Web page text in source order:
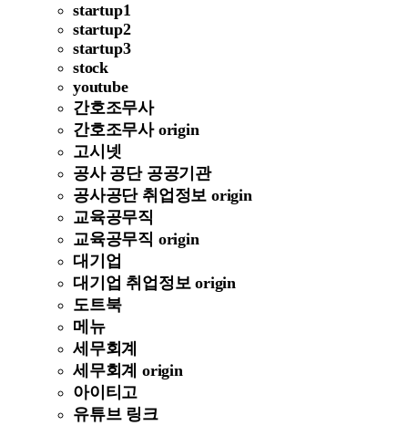
startup1
startup2
startup3
stock
youtube
간호조무사
간호조무사 origin
고시넷
공사 공단 공공기관
공사공단 취업정보 origin
교육공무직
교육공무직 origin
대기업
대기업 취업정보 origin
도트북
메뉴
세무회계
세무회계 origin
아이티고
유튜브 링크